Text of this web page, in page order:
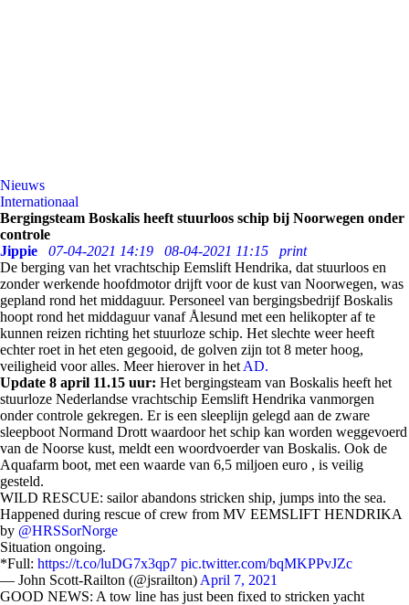
Nieuws
Internationaal
Bergingsteam Boskalis heeft stuurloos schip bij Noorwegen onder
controle
Jippie
07-04-2021 14:19 08-04-2021 11:15
print
De berging van het vrachtschip Eemslift Hendrika, dat stuurloos en
zonder werkende hoofdmotor drijft voor de kust van Noorwegen, was
gepland rond het middaguur. Personeel van bergingsbedrijf Boskalis
hoopt rond het middaguur vanaf Ålesund met een helikopter af te
kunnen reizen richting het stuurloze schip. Het slechte weer heeft
echter roet in het eten gegooid, de golven zijn tot 8 meter hoog,
veiligheid voor alles. Meer hierover in het AD.
Update 8 april 11.15 uur: Het bergingsteam van Boskalis heeft het
stuurloze Nederlandse vrachtschip Eemslift Hendrika vanmorgen
onder controle gekregen. Er is een sleeplijn gelegd aan de zware
sleepboot Normand Drott waardoor het schip kan worden weggevoerd
van de Noorse kust, meldt een woordvoerder van Boskalis. Ook de
Aquafarm boot, met een waarde van 6,5 miljoen euro , is veilig
gesteld.
WILD RESCUE: sailor abandons stricken ship, jumps into the sea.
Happened during rescue of crew from MV EEMSLIFT HENDRIKA
by @HRSSorNorge
Situation ongoing.
*Full: https://t.co/luDG7x3qp7 pic.twitter.com/bqMKPPvJZc
— John Scott-Railton (@jsrailton) April 7, 2021
GOOD NEWS: A tow line has just been fixed to stricken yacht